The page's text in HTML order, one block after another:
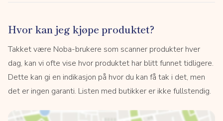
Hvor kan jeg kjøpe produktet?
Takket være Noba-brukere som scanner produkter hver
dag, kan vi ofte vise hvor produktet har blitt funnet tidligere.
Dette kan gi en indikasjon på hvor du kan få tak i det, men
det er ingen garanti. Listen med butikker er ikke fullstendig.